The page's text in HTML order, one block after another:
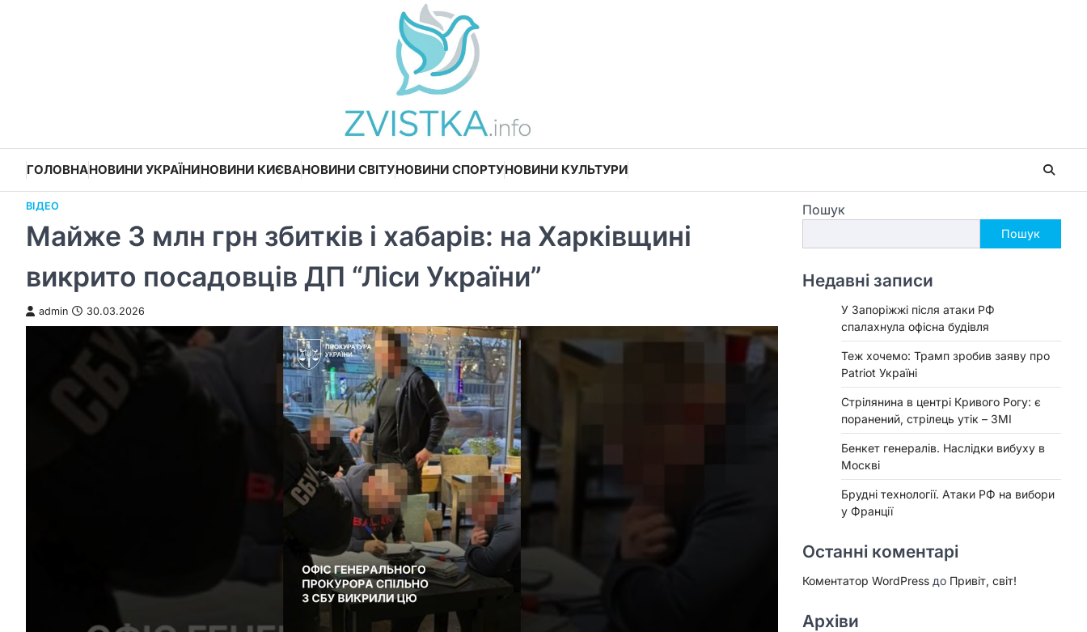
ГОЛОВНАНОВИНИ УКРАЇНИНОВИНИ КИЄВАНОВИНИ СВІТУНОВИНИ СПОРТУНОВИНИ КУЛЬТУРИ
ВІДЕО
Майже 3 млн грн збитків і хабарів: на Харківщині
викрито посадовців ДП “Ліси України”
admin 30.03.2026
Пошук
Пошук
Недавні записи
У Запоріжжі після атаки РФ
спалахнула офісна будівля
Теж хочемо: Трамп зробив заяву про
Patriot Україні
Стрілянина в центрі Кривого Рогу: є
поранений, стрілець утік – ЗМІ
Бенкет генералів. Наслідки вибуху в
Москві
Брудні технології. Атаки РФ на вибори
у Франції
Останні коментарі
Коментатор WordPress до Привіт, світ!
Архіви